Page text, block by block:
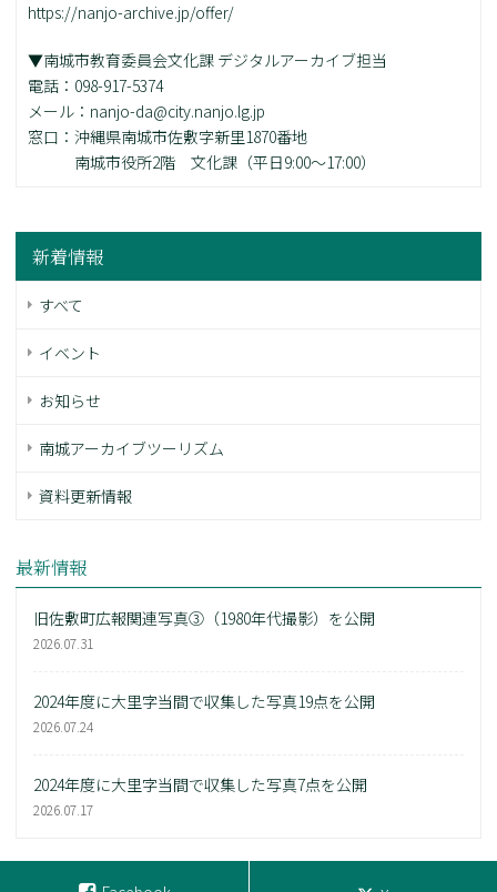
https://nanjo-archive.jp/offer/
▼南城市教育委員会文化課 デジタルアーカイブ担当
電話：098-917-5374
メール：nanjo-da@city.nanjo.lg.jp
窓口：沖縄県南城市佐敷字新里1870番地
南城市役所2階 文化課（平日9:00～17:00）
新着情報
すべて
イベント
お知らせ
南城アーカイブツーリズム
資料更新情報
最新情報
旧佐敷町広報関連写真③（1980年代撮影）を公開
2026.07.31
2024年度に大里字当間で収集した写真19点を公開
2026.07.24
2024年度に大里字当間で収集した写真7点を公開
2026.07.17